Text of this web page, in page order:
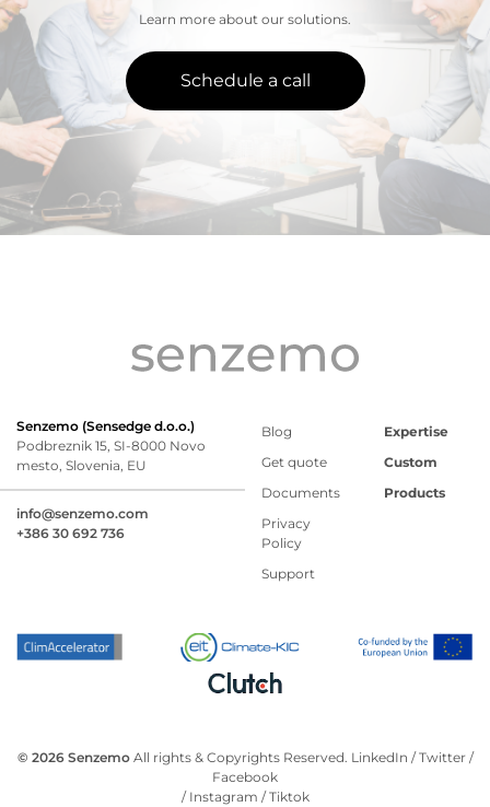
Learn more about our solutions.
Schedule a call
Senzemo (Sensedge d.o.o.)
Podbreznik 15, SI-8000 Novo
mesto, Slovenia, EU
info@senzemo.com
+386 30 692 736
Blog
Get quote
Documents
Privacy
Policy
Support
Expertise
Custom
Products
© 2026 SenzemoAll rights & Copyrights Reserved. LinkedIn /Twitter/
Facebook
/ Instagram /Tiktok